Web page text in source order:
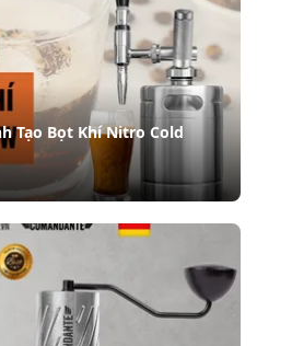
Tạo Bọt Khí Nitro Cold